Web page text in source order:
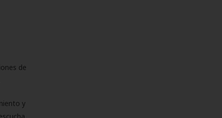
de
y